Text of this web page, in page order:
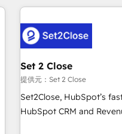
Digital Marketing,
Content Hub, WordPress
media, and content. We work with enterprise and growth-
led companies across
financial services and
Johannesburg, Cape Town and
implementations delivered. AI visibility coverage
Set 2 Close
提供元：Set 2 Close
Set2Close, HubSpot’s
HubSpot CRM and